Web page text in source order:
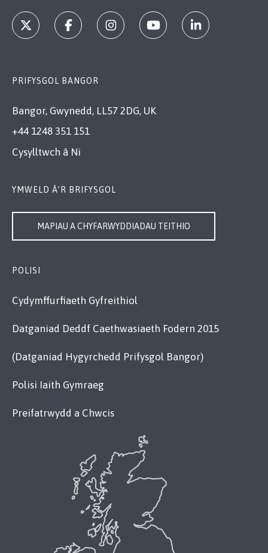
PRIFYSGOL BANGOR
Bangor, Gwynedd, LL57 2DG, UK
+44 1248 351 151
Cysylltwch â Ni
YMWELD Â’R BRIFYSGOL
MAPIAU A CHYFARWYDDIADAU TEITHIO
POLISI
Cydymffurfiaeth Gyfreithiol
Datganiad Deddf Caethwasiaeth Fodern 2015
(Datganiad Hygyrchedd Prifysgol Bangor)
Polisi Iaith Gymraeg
Preifatrwydd a Chwcis